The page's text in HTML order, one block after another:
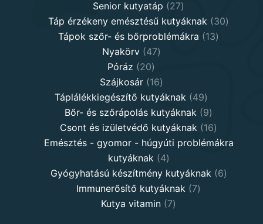
Senior kutyatáp 2727
products
Táp érzékeny emésztésű kutyáknak 3030
Tápok szőr- és bőrproblémákra 1313
Nyakörv 4747
Póráz 2020
products
Szájkosár 1616
products
Táplálékkiegészítő kutyáknak 4949
products
Bőr- és szőrápolás kutyáknak 99
products
Csont és izületvédő kutyáknak 1616
products
Emésztés - gyomor - húgyúti problémákra
kutyáknak
44
products
Gyógyhatású készítmény kutyáknak 66
Immunerősítő kutyáknak 77
Kutya vitamin 77